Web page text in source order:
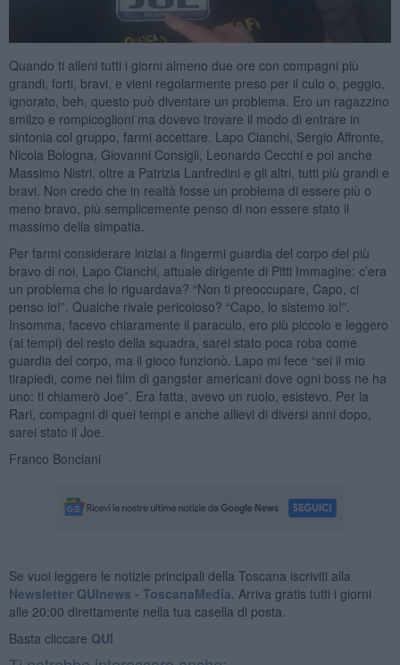
Quando ti alleni tutti i giorni almeno due ore con compagni più
grandi, forti, bravi, e vieni regolarmente preso per il culo o, peggio,
ignorato, beh, questo può diventare un problema. Ero un ragazzino
smilzo e rompicoglioni ma dovevo trovare il modo di entrare in
sintonia col gruppo, farmi accettare. Lapo Cianchi, Sergio Affronte,
Nicola Bologna, Giovanni Consigli, Leonardo Cecchi e poi anche
Massimo Nistri, oltre a Patrizia Lanfredini e gli altri, tutti più grandi e
bravi. Non credo che in realtà fosse un problema di essere più o
meno bravo, più semplicemente penso di non essere stato il
massimo della simpatia.
Per farmi considerare iniziai a fingermi guardia del corpo del più
bravo di noi, Lapo Cianchi, attuale dirigente di Pitti Immagine: c’era
un problema che lo riguardava? “Non ti preoccupare, Capo, ci
penso io!”. Qualche rivale pericoloso? “Capo, lo sistemo io!”.
Insomma, facevo chiaramente il paraculo, ero più piccolo e leggero
(ai tempi) del resto della squadra, sarei stato poca roba come
guardia del corpo, ma il gioco funzionò. Lapo mi fece “sei il mio
tirapiedi, come nei film di gangster americani dove ogni boss ne ha
uno: ti chiamerò Joe”. Era fatta, avevo un ruolo, esistevo. Per la
Rari, compagni di quei tempi e anche allievi di diversi anni dopo,
sarei stato il Joe.
Franco Bonciani
Se vuoi leggere le notizie principali della Toscana iscriviti alla
Newsletter QUInews - ToscanaMedia. Arriva gratis tutti i giorni
alle 20:00 direttamente nella tua casella di posta.
Basta cliccare QUI